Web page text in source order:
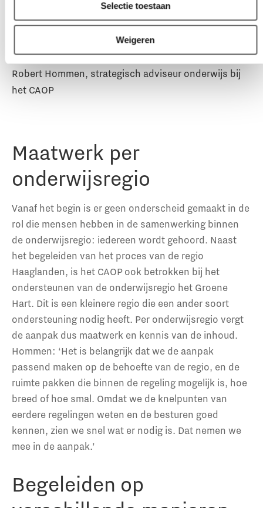
Selectie toestaan
Weigeren
ook tot onderwijsregio
uitgroeien.’
Robert Hommen, strategisch adviseur onderwijs bij
het CAOP
Maatwerk per
onderwijsregio
Vanaf het begin is er geen onderscheid gemaakt in de
rol die mensen hebben in de samenwerking binnen
de onderwijsregio: iedereen wordt gehoord. Naast
het begeleiden van het proces van de regio
Haaglanden, is het CAOP ook betrokken bij het
ondersteunen van de onderwijsregio het Groene
Hart. Dit is een kleinere regio die een ander soort
ondersteuning nodig heeft. Per onderwijsregio vergt
de aanpak dus maatwerk en kennis van de inhoud.
Hommen: ‘Het is belangrijk dat we de aanpak
passend maken op de behoefte van de regio, en de
ruimte pakken die binnen de regeling mogelijk is, hoe
breed of hoe smal. Omdat we de knelpunten van
eerdere regelingen weten en de besturen goed
kennen, zien we snel wat er nodig is. Dat nemen we
mee in de aanpak.’
Begeleiden op